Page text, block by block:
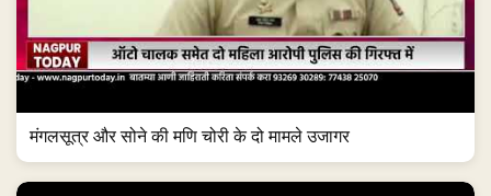
मंगलसूत्र और सोने की मणि चोरी के दो मामले उजागर